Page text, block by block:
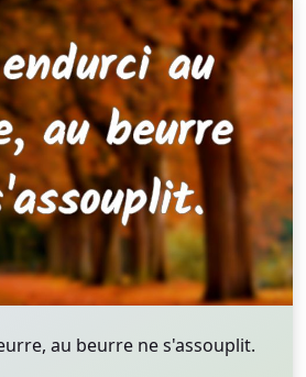
au beurre ne s'assouplit.